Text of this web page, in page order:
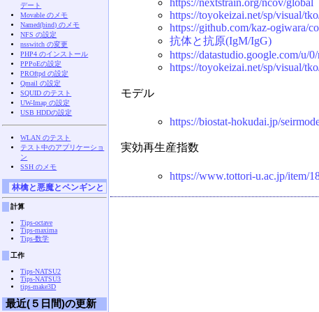
https://toyokeizai.net/sp/visual/
https://github.com/kaz-ogiwara/
抗体と抗原(IgM/IgG)
https://datastudio.google.com/u/
https://toyokeizai.net/sp/visual/
モデル
https://biostat-hokudai.jp/
実効再生産指数
https://www.tottori-u.ac.jp/item/
デート
Movable のメモ
Named(bind) のメモ
NFS の設定
nsswitch の変更
PHP4 のインストール
PPPoEの設定
PROftpd の設定
Qmail の設定
SQUID のテスト
UW-Imap の設定
USB HDDの設定
WLAN のテスト
テスト中のアプリケーショ
ン
SSH のメモ
林檎と悪魔とペンギンと
計算
Tips-octave
Tips-maxima
Tips-数学
工作
Tips-NATSU2
Tips-NATSU3
tips-make3D
最近(５日間)の更新